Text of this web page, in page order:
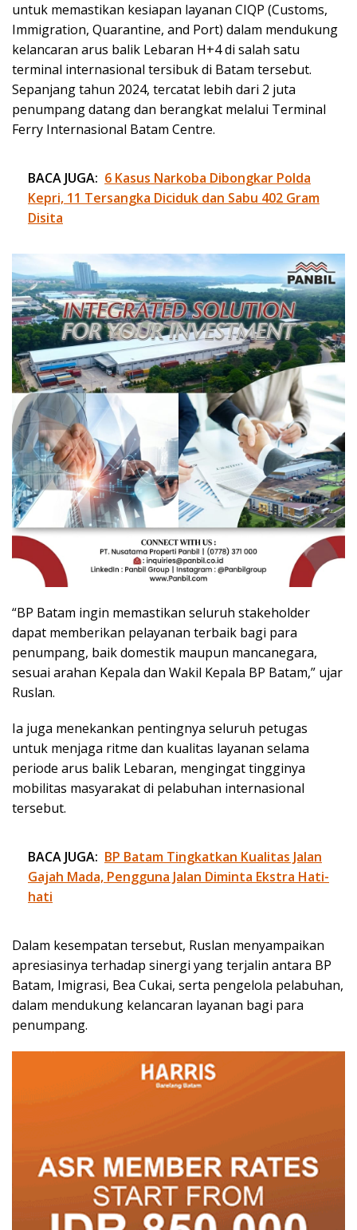
untuk memastikan kesiapan layanan CIQP (Customs,
Immigration, Quarantine, and Port) dalam mendukung
kelancaran arus balik Lebaran H+4 di salah satu
terminal internasional tersibuk di Batam tersebut.
Sepanjang tahun 2024, tercatat lebih dari 2 juta
penumpang datang dan berangkat melalui Terminal
Ferry Internasional Batam Centre.
BACA JUGA: 6 Kasus Narkoba Dibongkar Polda
Kepri, 11 Tersangka Diciduk dan Sabu 402 Gram
Disita
“BP Batam ingin memastikan seluruh stakeholder
dapat memberikan pelayanan terbaik bagi para
penumpang, baik domestik maupun mancanegara,
sesuai arahan Kepala dan Wakil Kepala BP Batam,” ujar
Ruslan.
Ia juga menekankan pentingnya seluruh petugas
untuk menjaga ritme dan kualitas layanan selama
periode arus balik Lebaran, mengingat tingginya
mobilitas masyarakat di pelabuhan internasional
tersebut.
BACA JUGA: BP Batam Tingkatkan Kualitas Jalan
Gajah Mada, Pengguna Jalan Diminta Ekstra Hati-
hati
Dalam kesempatan tersebut, Ruslan menyampaikan
apresiasinya terhadap sinergi yang terjalin antara BP
Batam, Imigrasi, Bea Cukai, serta pengelola pelabuhan,
dalam mendukung kelancaran layanan bagi para
penumpang.